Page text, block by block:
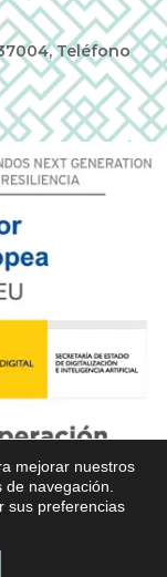
Teléfono
mejorar nuestros
navegación.
sus preferencias